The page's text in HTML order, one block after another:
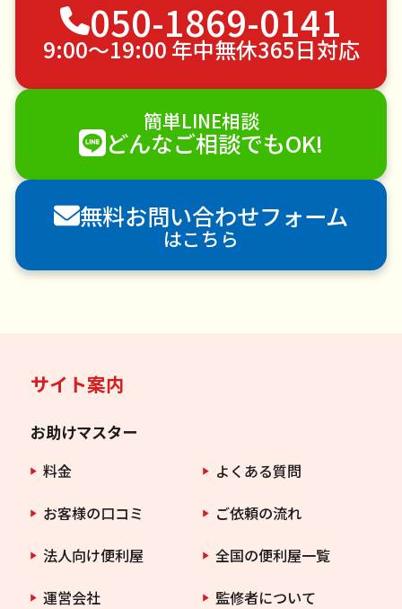
植木の伐採
手すり取り付け
ペットのお世話
エアコンクリーニング
DIY・日曜大工
ハウスクリーニング
雪かき・雪下ろし
電球交換
襖（ふすま）の張替え
空き家管理
害獣駆除
防草シート施工
ナメクジ駆除
害虫駆除
050-1869-0141
9:00〜19:00 年中無休365日対応
簡単LINE相談
どんなご相談でもOK!
無料お問い合わせフォーム
はこちら
サイト案内
お助けマスター
料金
よくある質問
お客様の口コミ
ご依頼の流れ
法人向け便利屋
全国の便利屋一覧
運営会社
監修者について